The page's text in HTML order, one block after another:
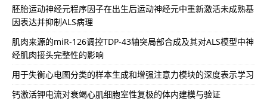
胚胎运动神经元程序因子在出生后运动神经元中重新激活未成熟基
因表达并抑制ALS病理
肌肉来源的miR-126调控TDP-43轴突局部合成及其对ALS模型中神
经肌肉接头完整性的影响
用于失衡心电图分类的样本生成和增强注意力模块的深度表示学习
钙激活钾电流对衰竭心肌细胞室性复极的体内建模与验证